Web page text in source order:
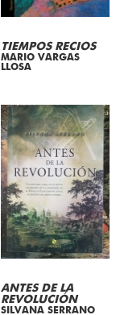
TIEMPOS RECIOS
MARIO VARGAS
LLOSA
ANTES DE LA
REVOLUCIÓN
SILVANA SERRANO